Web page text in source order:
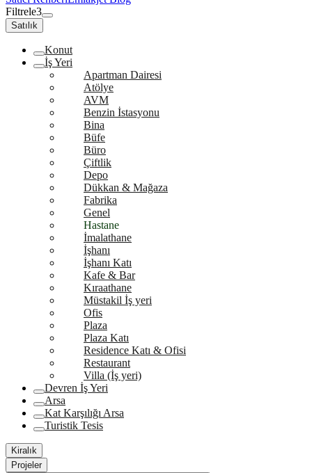
Filtrele3
Satılık
Konut
İş Yeri
Apartman Dairesi
Atölye
AVM
Benzin İstasyonu
Bina
Büfe
Büro
Çiftlik
Depo
Dükkan & Mağaza
Fabrika
Genel
Hastane
İmalathane
İşhanı
İşhanı Katı
Kafe & Bar
Kıraathane
Müstakil İş yeri
Ofis
Plaza
Plaza Katı
Residence Katı & Ofisi
Restaurant
Villa (İş yeri)
Devren İş Yeri
Arsa
Kat Karşılığı Arsa
Turistik Tesis
Kiralık
Projeler